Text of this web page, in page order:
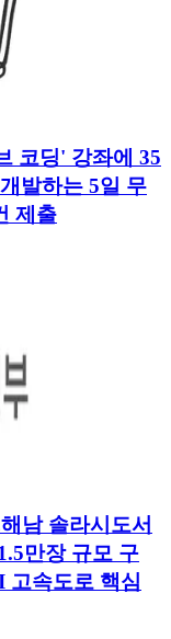
코딩' 강좌에 35
발하는 5일 무
제출
남 솔라시도서
만장 규모 구
고속도로 핵심